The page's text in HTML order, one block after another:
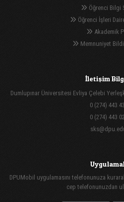
Öğrenci Bilgi
Öğrenci İşleri
Akademik
Memnuniyet
İletişim
Dumlupınar Üniversitesi Evliya Çelebi
0 (274) 443
0 (274) 443
DPUMobil uygulamasını telefonunuza
cep telefonunuzdan